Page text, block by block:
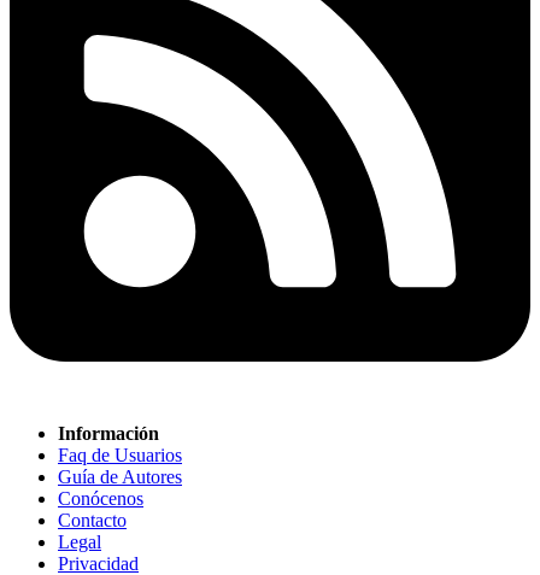
Información
Faq de Usuarios
Guía de Autores
Conócenos
Contacto
Legal
Privacidad